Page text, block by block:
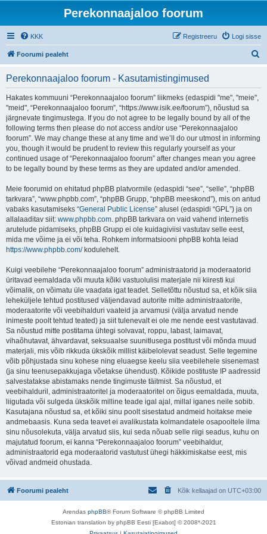
Perekonnaajaloo foorum
KKK Logi sisse
Registreeru
Foorumi pealeht
Perekonnaajaloo foorum - Kasutamistingimused
Hakates kommuuni “Perekonnaajaloo foorum” liikmeks (edaspidi "me", "meie",
"meid", “Perekonnaajaloo foorum”, “https://www.isik.ee/foorum”), nõustud sa
järgnevate tingimustega. If you do not agree to be legally bound by all of the
following terms then please do not access and/or use “Perekonnaajaloo
foorum”. We may change these at any time and we’ll do our utmost in informing
you, though it would be prudent to review this regularly yourself as your
continued usage of “Perekonnaajaloo foorum” after changes mean you agree
to be legally bound by these terms as they are updated and/or amended.
Meie foorumid on ehitatud phpBB platvormile (edaspidi “see”, “selle”, “phpBB
tarkvara”, “www.phpbb.com”, “phpBB Grupp, “phpBB meeskond”), mis on antud
vabaks kasutamiseks “General Public License” alusel (edaspidi “GPL”) ja on
allalaaditav siit: www.phpbb.com. phpBB tarkvara on vaid vahend internetis
arutelude pidamiseks, phpBB Grupp ei ole kuidagiviisi vastutav selle eest,
mida me võime ja ei või teha. Rohkem informatsiooni phpBB kohta leiad
https://www.phpbb.com/kodulehelt.
Kuigi veebilehe “Perekonnaajaloo foorum” administraatorid ja moderaatorid
üritavad eemaldada või muuta kõiki vastuolulisi materjale nii kiiresti kui
võimalik, on võimatu üle vaadata igat teadet. Selletõttu nõustud sa, et kõik siia
leheküljele tehtud postitused väljendavad autorite mitte administraatorite,
moderaatorite või veebihalduri vaateid ja arvamusi (välja arvatud nende
inimeste poolt tehtud teated) ja siit tulenevalt ei ole me nende eest vastutavad.
Sa nõustud mitte postitama ühtegi solvavat, roppu, labast, laimavat,
vihaõhutavat, ähvardavat, seksuaalse suunitlusega postitust või mõnda muud
materjali, mis võib rikkuda ükskõik millist käibelolevat seadust. Selle tegemine
võib põhjustada sinu kohese ning eluaegse keelu siia veebilehele sisenemast
(ja sinu teenusepakkujaga võetakse ühendust). Kõikide postituste IP aadressid
salvestatakse abistamaks nende tingimuste täitmist. Sa nõustud, et
veebihalduril, administraatoritel ja moderaatoritel on õigus eemaldada, muuta,
liigutada või sulgeda ükskõik milline teade igal ajal, millal iganes neile sobib.
Kasutajana nõustud sa, et kõiki sinu poolt sisestatud andmeid hoitakse meie
andmebaasis. Kuna seda teavet ei avalikustata kolmandatele osapooltele ilma
sinu nõusolekuta, välja arvatud siis, kui seda nõuab selle riigi seadus, kuhu on
majutatud foorum, ei kanna “Perekonnaajaloo foorum” veebihaldur,
administraatorid ega moderaatorid vastutust ühegi häkkimiskatse eest, mis
võivad andmeid ohustada.
Foorumi pealeht Kõik kellaajad on UTC+03:00
Arendas phpBB® Forum Software © phpBB Limited
Estonian translation by phpBB Eesti [Exabot] © 2008*-2021